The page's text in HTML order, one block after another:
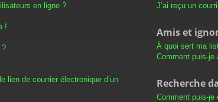
en ligne ?
!
?
lien de courrier électronique d’un
J’ai reçu un
Amis et
À quoi sert ma
Comment puis-je
Recherche
Comment puis-je